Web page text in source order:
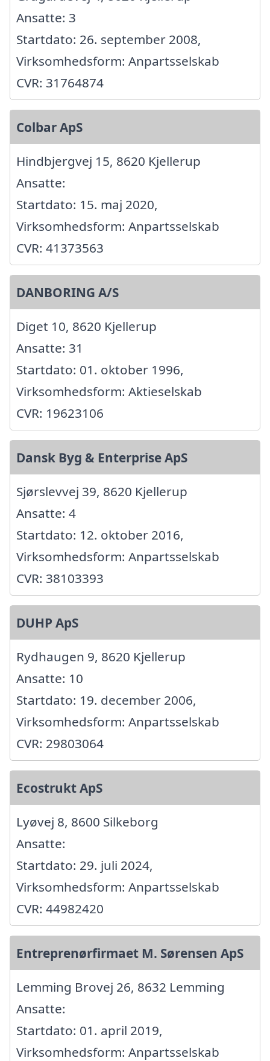
Ansatte: 3
Startdato: 26. september 2008,
Virksomhedsform: Anpartsselskab
CVR: 31764874
Colbar ApS
Hindbjergvej 15, 8620 Kjellerup
Ansatte:
Startdato: 15. maj 2020,
Virksomhedsform: Anpartsselskab
CVR: 41373563
DANBORING A/S
Diget 10, 8620 Kjellerup
Ansatte: 31
Startdato: 01. oktober 1996,
Virksomhedsform: Aktieselskab
CVR: 19623106
Dansk Byg & Enterprise ApS
Sjørslevvej 39, 8620 Kjellerup
Ansatte: 4
Startdato: 12. oktober 2016,
Virksomhedsform: Anpartsselskab
CVR: 38103393
DUHP ApS
Rydhaugen 9, 8620 Kjellerup
Ansatte: 10
Startdato: 19. december 2006,
Virksomhedsform: Anpartsselskab
CVR: 29803064
Ecostrukt ApS
Lyøvej 8, 8600 Silkeborg
Ansatte:
Startdato: 29. juli 2024,
Virksomhedsform: Anpartsselskab
CVR: 44982420
Entreprenørfirmaet M. Sørensen ApS
Lemming Brovej 26, 8632 Lemming
Ansatte:
Startdato: 01. april 2019,
Virksomhedsform: Anpartsselskab